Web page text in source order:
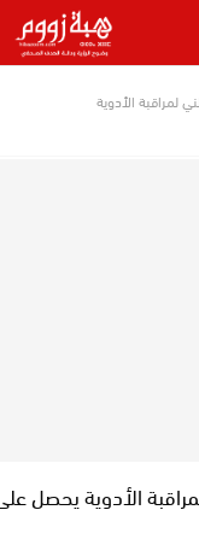
لمراقبة الأدوية
الأدوية يحصل